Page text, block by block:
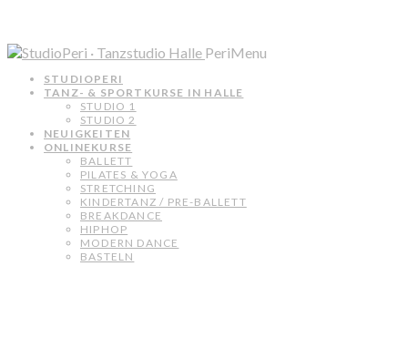
PeriMenu
STUDIOPERI
TANZ- & SPORTKURSE IN HALLE
STUDIO 1
STUDIO 2
NEUIGKEITEN
ONLINEKURSE
BALLETT
PILATES & YOGA
STRETCHING
KINDERTANZ / PRE-BALLETT
BREAKDANCE
HIPHOP
MODERN DANCE
BASTELN